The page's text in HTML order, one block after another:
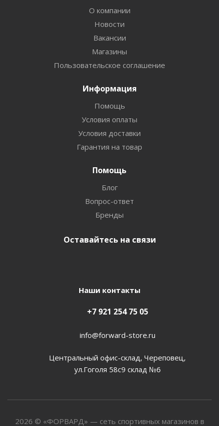
О компании
Новости
Вакансии
Магазины
Пользовательское соглашение
Информация
Помощь
Условия оплаты
Условия доставки
Гарантия на товар
Помощь
Блог
Вопрос-ответ
Бренды
Оставайтесь на связи
Наши контакты
+7 921 254 75 05
info@forward-store.ru
Центральный офис-склад, Череповец,
ул.Гоголя 58с9 склад №6
2026 © «ФОРВАРД» — сеть спортивных магазинов в